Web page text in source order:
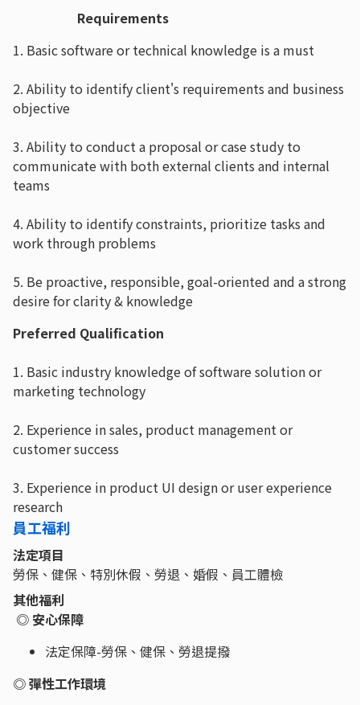
Requirements
1. Basic software or technical knowledge is a must
2. Ability to identify client's requirements and business
objective
3. Ability to conduct a proposal or case study to
communicate with both external clients and internal
teams
4. Ability to identify constraints, prioritize tasks and
work through problems
5. Be proactive, responsible, goal-oriented and a strong
desire for clarity & knowledge
Preferred Qualification
1. Basic industry knowledge of software solution or
marketing technology
2. Experience in sales, product management or
customer success
3. Experience in product UI design or user experience
research
員工福利
法定項目
勞保、健保、特別休假、勞退、婚假、員工體檢
其他福利
◎ 安心保障
法定保障-勞保、健保、勞退提撥
◎ 彈性工作環境